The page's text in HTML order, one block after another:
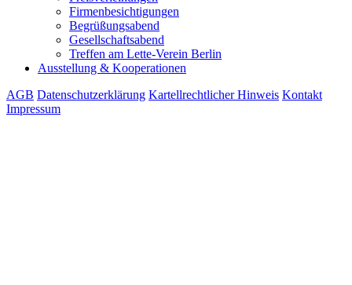
Firmenbesichtigungen
Begrüßungsabend
Gesellschaftsabend
Treffen am Lette-Verein Berlin
Ausstellung & Kooperationen
AGB Datenschutzerklärung Kartellrechtlicher Hinweis Kontakt
Impressum